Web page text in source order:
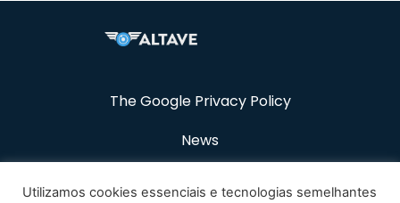
The Google Privacy Policy
News
Utilizamos cookies essenciais e tecnologias semelhantes